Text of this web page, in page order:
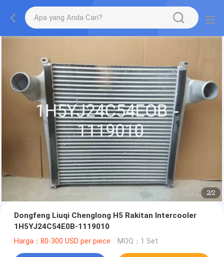
2/2
Dongfeng Liuqi Chenglong H5 Rakitan Intercooler
1H5YJ24C54E0B-1119010
Harga：80-300 USD per piece MOQ：1 Set